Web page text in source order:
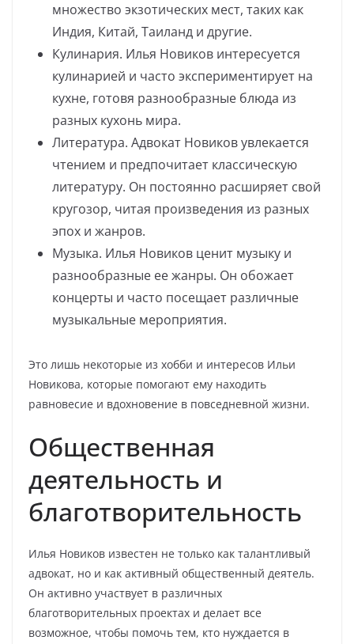
множество экзотических мест, таких как
Индия, Китай, Таиланд и другие.
Кулинария. Илья Новиков интересуется
кулинарией и часто экспериментирует на
кухне, готовя разнообразные блюда из
разных кухонь мира.
Литература. Адвокат Новиков увлекается
чтением и предпочитает классическую
литературу. Он постоянно расширяет свой
кругозор, читая произведения из разных
эпох и жанров.
Музыка. Илья Новиков ценит музыку и
разнообразные ее жанры. Он обожает
концерты и часто посещает различные
музыкальные мероприятия.
Это лишь некоторые из хобби и интересов Ильи
Новикова, которые помогают ему находить
равновесие и вдохновение в повседневной жизни.
Общественная
деятельность и
благотворительность
Илья Новиков известен не только как талантливый
адвокат, но и как активный общественный деятель.
Он активно участвует в различных
благотворительных проектах и делает все
возможное, чтобы помочь тем, кто нуждается в